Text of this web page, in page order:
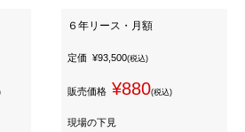
６年リース・月額
定価 ¥93,500(税込)
販売価格 ¥880(税込)
現場の下見